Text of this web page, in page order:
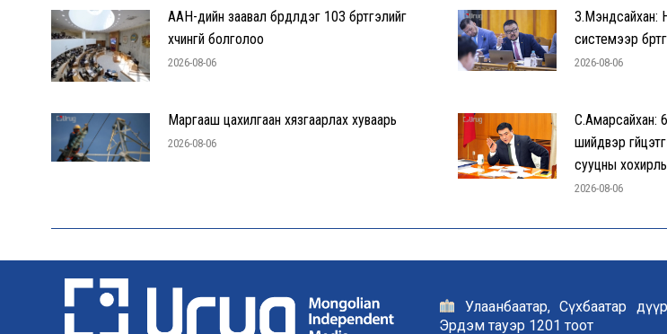
ААН-үүдийн заавал бүрдүүлдэг 103 бүртгэлийг
хүчингүй болголоо
2026-08-06
З.Мэндсайхан:
системээр
2026-08-06
Маргааш цахилгаан хязгаарлах хуваарь
2026-08-06
С.Амарсайхан:
шийдвэр
сууцны
2026-08-06
Улаанбаатар, Сүхбаатар
Эрдэм тауэр 1201 тоот